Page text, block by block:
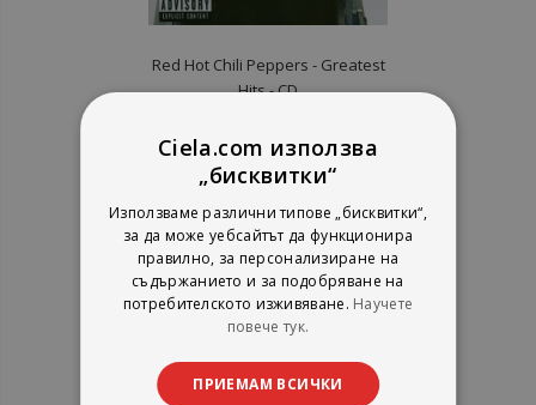
Red Hot Chili Peppers ‎- Greatest
Hits - CD
рейтинг:
18,99 лв.
Ciela.com използва
„бисквитки“
Използваме различни типове „бисквитки“,
за да може уебсайтът да функционира
правилно, за персонализиране на
съдържанието и за подобряване на
потребителското изживяване. Научете
повече тук.
ПРИЕМАМ ВСИЧКИ